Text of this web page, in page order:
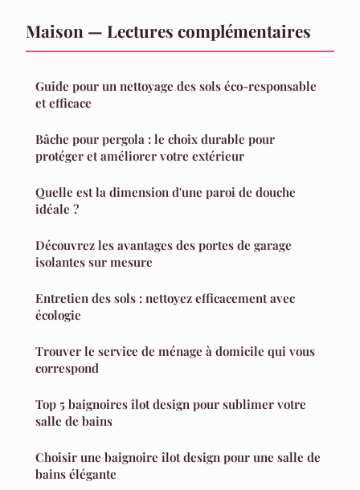
Maison — Lectures complémentaires
Guide pour un nettoyage des sols éco-responsable
et efficace
Bâche pour pergola : le choix durable pour
protéger et améliorer votre extérieur
Quelle est la dimension d'une paroi de douche
idéale ?
Découvrez les avantages des portes de garage
isolantes sur mesure
Entretien des sols : nettoyez efficacement avec
écologie
Trouver le service de ménage à domicile qui vous
correspond
Top 5 baignoires îlot design pour sublimer votre
salle de bains
Choisir une baignoire îlot design pour une salle de
bains élégante